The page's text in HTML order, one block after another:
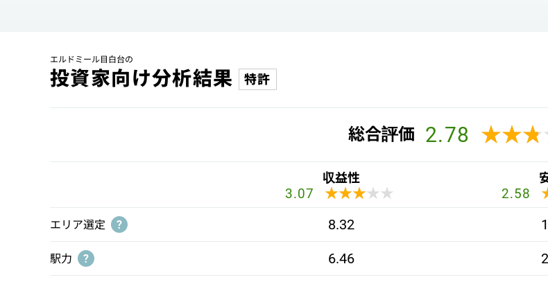
エルドミール目白台の
投資家向け分析結果 特許
総合評価 2.78
収益性
3.07 ★★★★★
★★★★★ 2.58
エリア選定 ? 8.32
駅力 ? 6.46